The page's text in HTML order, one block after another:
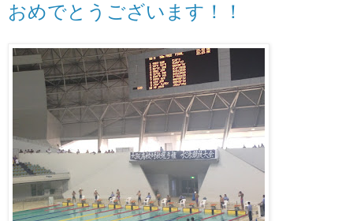
おめでとうございます！！